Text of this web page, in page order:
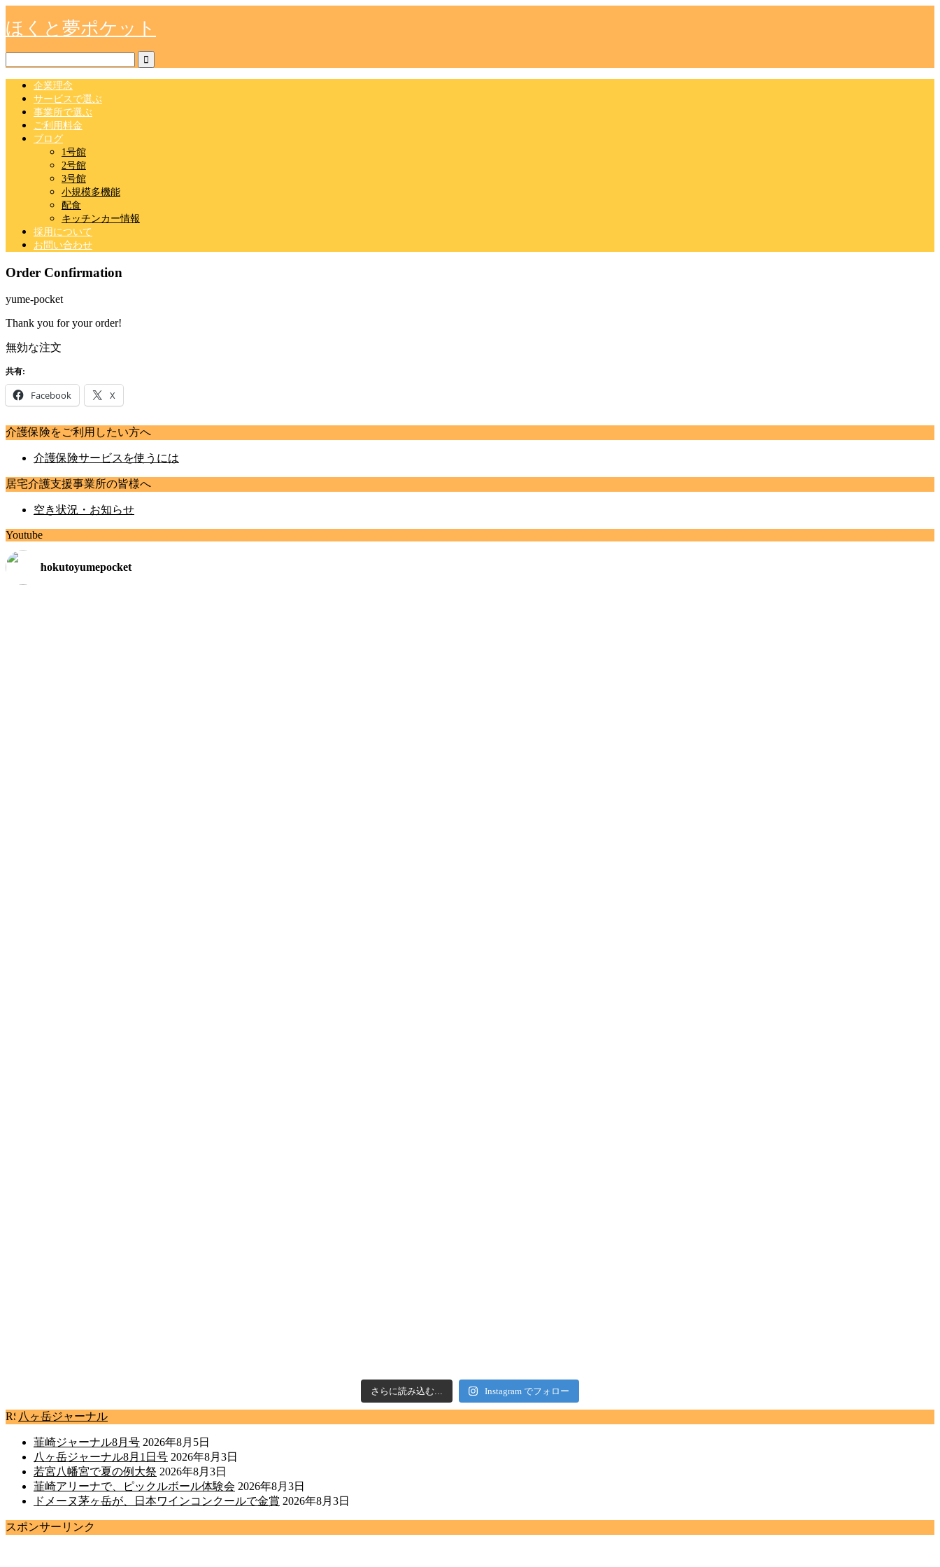
ほくと夢ポケット
企業理念
サービスで選ぶ
事業所で選ぶ
ご利用料金
ブログ
1号館
2号館
3号館
小規模多機能
配食
キッチンカー情報
採用について
お問い合わせ
Order Confirmation
yume-pocket
Thank you for your order!
無効な注文
共有:
Facebook X
介護保険をご利用したい方へ
介護保険サービスを使うには
居宅介護支援事業所の皆様へ
空き状況・お知らせ
Youtube
hokutoyumepocket
さらに読み込む... Instagram でフォロー
八ヶ岳ジャーナル
韮崎ジャーナル8月号 2026年8月5日
八ヶ岳ジャーナル8月1日号 2026年8月3日
若宮八幡宮で夏の例大祭 2026年8月3日
韮崎アリーナで、ピックルボール体験会 2026年8月3日
ドメーヌ茅ヶ岳が、日本ワインコンクールで金賞 2026年8月3日
スポンサーリンク